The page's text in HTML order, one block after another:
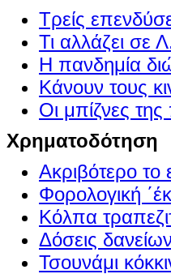
Τρείς
Τι αλλάζει σε
Η πανδημία
Κάνουν τους
Οι μπίζνες
Χρηματοδότηση
Ακριβότερο το
Φορολογική
Κόλπα
Δόσεις
Τσουνάμι